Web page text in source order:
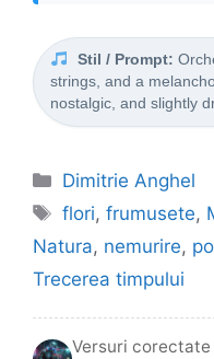
Stil / Prompt:
strings, and a
nostalgic, and slightly
Categorii
Dimitrie Anghel
Etichete
flori,frumusete,
Natura, nemurire,
Trecerea timpului
Versuri